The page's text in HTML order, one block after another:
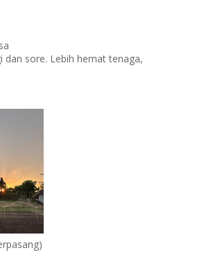
dan sore. Lebih hemat tenaga,